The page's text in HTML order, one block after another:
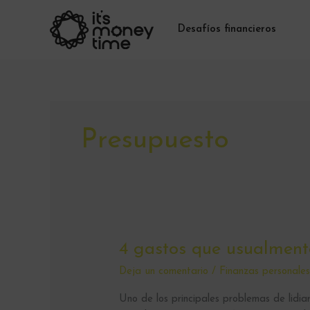
Desafíos financieros
Presupuesto
4 gastos que
Deja un comentario / Finanzas personales
Uno de los principales problemas de
4
que
usualmente